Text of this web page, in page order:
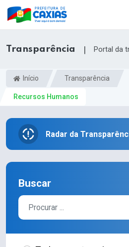
Transparência | Portal da
Início Transparência
Recursos Humanos
Radar da
Buscar